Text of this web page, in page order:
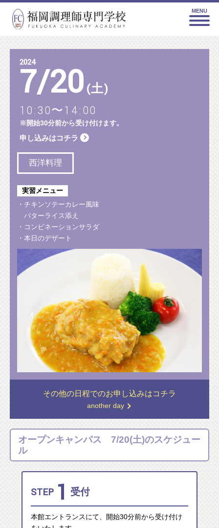
MENU
2024
7/20 (土)
10:30〜14:00
※開始30分前から受け付けます。
申し込みはコチラ
西洋料理
実習メニュー
・チキンソテーカレー風味
バターライス添え
・コンビネーションサラダ
・本日のデザート
その他の日程でのお申し込みはコチラ
another day
オープンキャンパス 7/20(土)のスケジュー
ル
STEP 1 受付
本館エントランスにて、開始30分前から受け付け